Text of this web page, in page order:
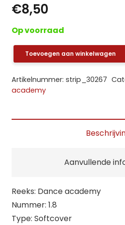
€8,50
Op voorraad
Dance
8.
Toevoegen aan winkelwagen
Artikelnummer: strip_30267
academy
Aanvullende
Reeks: Dance academy
Nummer: 1.8
Type: Softcover